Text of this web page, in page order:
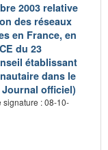
2003 relative
des réseaux
en France, en
du 23
établissant
dans le
officiel)
signature : 08-10-